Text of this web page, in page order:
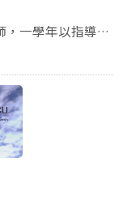
一學年以指導兩
教師退休轉任之